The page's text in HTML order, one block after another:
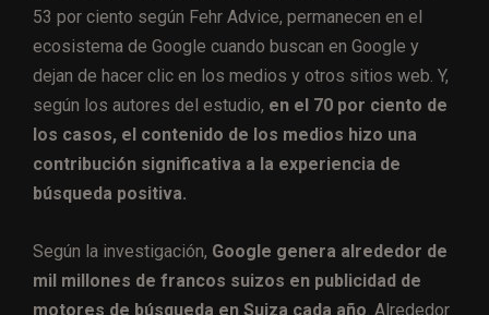
53 por ciento según Fehr Advice, permanecen en el
ecosistema de Google cuando buscan en Google y
dejan de hacer clic en los medios y otros sitios web. Y,
según los autores del estudio, en el 70 por ciento de
los casos, el contenido de los medios hizo una
contribución significativa a la experiencia de
búsqueda positiva.
Según la investigación, Google genera alrededor de
mil millones de francos suizos en publicidad de
motores de búsqueda en Suiza cada año . Alrededor